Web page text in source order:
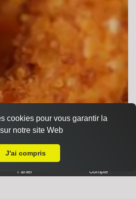
proche Obernai (67210)
Panier Compte
cookies pour vous garantir la
notre site Web
J'ai compris